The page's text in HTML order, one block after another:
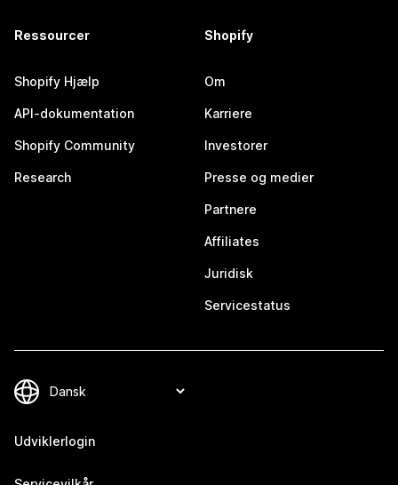
Ressourcer
Shopify Hjælp
API-dokumentation
Shopify Community
Research
Shopify
Om
Karriere
Investorer
Presse og medier
Partnere
Affiliates
Juridisk
Servicestatus
Udviklerlogin